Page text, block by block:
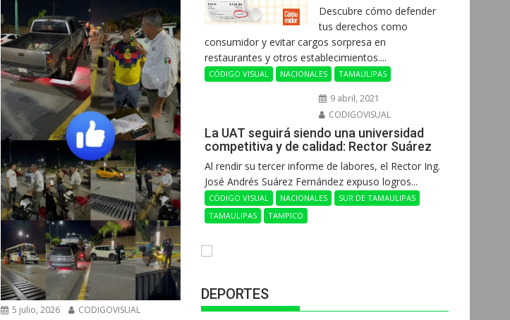
5 julio, 2026 CODIGOVISUAL
Descubre cómo defender
tus derechos como
consumidor y evitar cargos sorpresa en
restaurantes y otros establecimientos....
CÓDIGO VISUAL NACIONALES TAMAULIPAS
9 abril, 2021
CODIGOVISUAL
La UAT seguirá siendo una universidad
competitiva y de calidad: Rector Suárez
Al rendir su tercer informe de labores, el Rector Ing.
José Andrés Suárez Fernández expuso logros...
CÓDIGO VISUAL NACIONALES
SUR DE TAMAULIPAS
TAMAULIPAS
TAMPICO
DEPORTES